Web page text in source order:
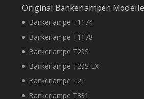
Original Bankerlampen Modelle
Bankerlampe T1174
Bankerlampe T1178
Bankerlampe T20S
Bankerlampe T20S LX
Bankerlampe T21
Bankerlampe T381